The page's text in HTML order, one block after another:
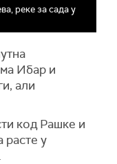
реке за сада у
Ибар и
али
код Рашке и
у